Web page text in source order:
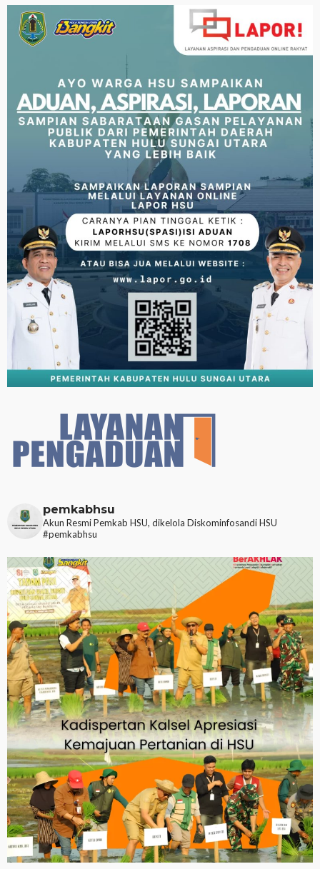
pemkabhsu
Akun Resmi Pemkab HSU, dikelola Diskominfosandi HSU
#pemkabhsu